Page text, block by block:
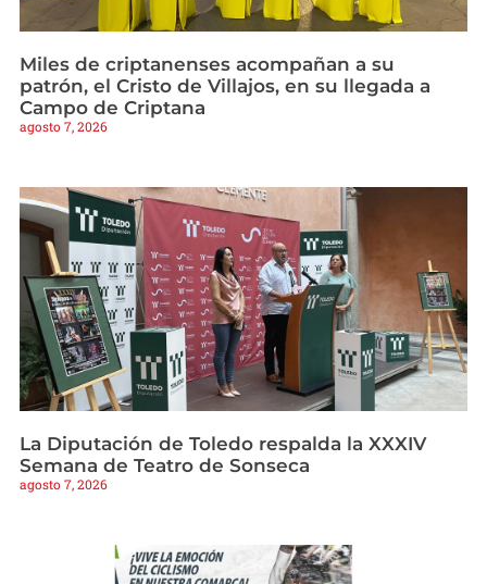
Miles de criptanenses acompañan a su
patrón, el Cristo de Villajos, en su llegada a
Campo de Criptana
agosto 7, 2026
La Diputación de Toledo respalda la XXXIV
Semana de Teatro de Sonseca
agosto 7, 2026